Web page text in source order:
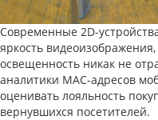
Современные 2D-
яркость
освещенность никак не
аналитики MAC-адресов
оценивать лояльность
вернувшихся посетителей.